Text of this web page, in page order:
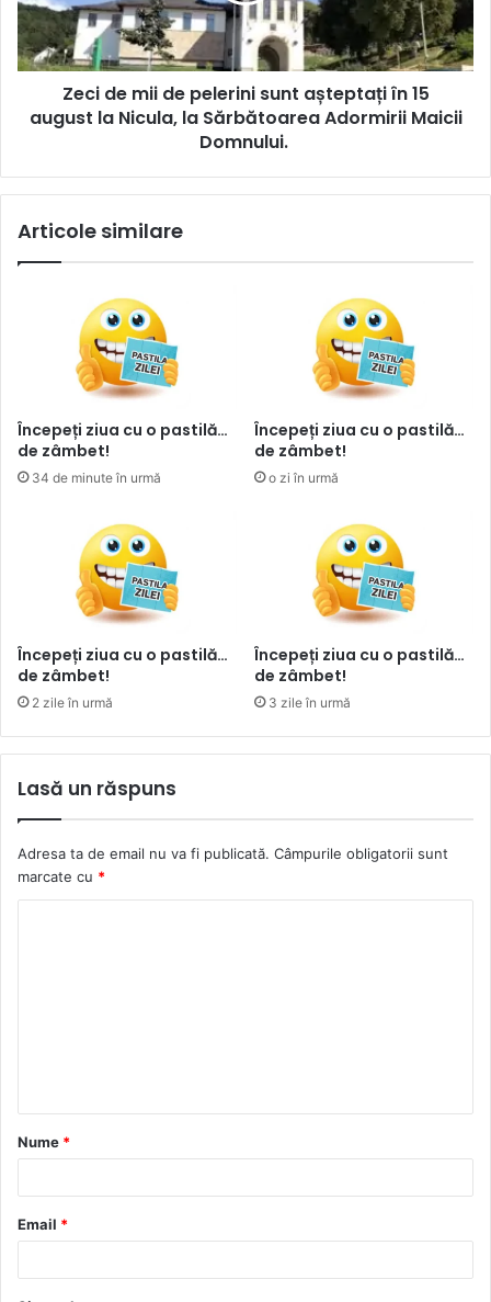
Zeci de mii de pelerini sunt așteptați în 15
august la Nicula, la Sărbătoarea Adormirii Maicii
Domnului.
Articole similare
Începeți ziua cu o pastilă…
de zâmbet!
34 de minute în urmă
Începeți ziua cu o pastilă…
de zâmbet!
o zi în urmă
Începeți ziua cu o pastilă…
de zâmbet!
2 zile în urmă
Începeți ziua cu o pastilă…
de zâmbet!
3 zile în urmă
Lasă un răspuns
Adresa ta de email nu va fi publicată. Câmpurile obligatorii sunt
marcate cu *
a
r
*
Nume *
Email *